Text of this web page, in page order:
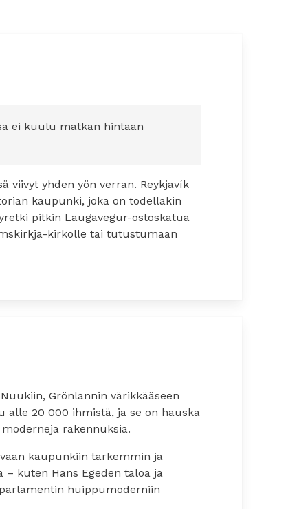
ei kuulu matkan hintaan
viivyt yhden yön verran. Reykjavík
kaupunki, joka on todellakin
pitkin Laugavegur-ostoskatua
kirkolle tai tutustumaan
Grönlannin värikkääseen
alle 20 000 ihmistä, ja se on hauska
rakennuksia.
kaupunkiin tarkemmin ja
– kuten Hans Egeden taloa ja
huippumoderniin